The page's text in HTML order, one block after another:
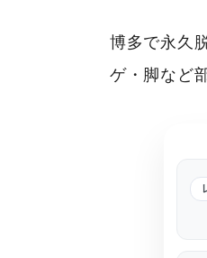
博多で永久
ゲ・脚など